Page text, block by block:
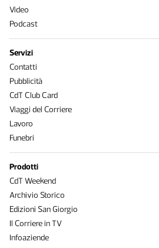
Video
Podcast
Servizi
Contatti
Pubblicità
CdT Club Card
Viaggi del Corriere
Lavoro
Funebri
Prodotti
CdT Weekend
Archivio Storico
Edizioni San Giorgio
Il Corriere in TV
Infoaziende